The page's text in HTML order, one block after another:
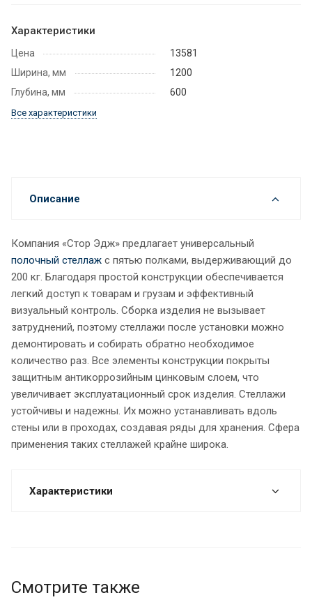
Характеристики
Цена
13581
Ширина, мм
1200
Глубина, мм
600
Все характеристики
Описание
Компания «Стор Эдж» предлагает универсальный
полочный стеллаж с пятью полками, выдерживающий до
200 кг. Благодаря простой конструкции обеспечивается
легкий доступ к товарам и грузам и эффективный
визуальный контроль. Сборка изделия не вызывает
затруднений, поэтому стеллажи после установки можно
демонтировать и собирать обратно необходимое
количество раз. Все элементы конструкции покрыты
защитным антикоррозийным цинковым слоем, что
увеличивает эксплуатационный срок изделия. Стеллажи
устойчивы и надежны. Их можно устанавливать вдоль
стены или в проходах, создавая ряды для хранения. Сфера
применения таких стеллажей крайне широка.
Характеристики
Смотрите также